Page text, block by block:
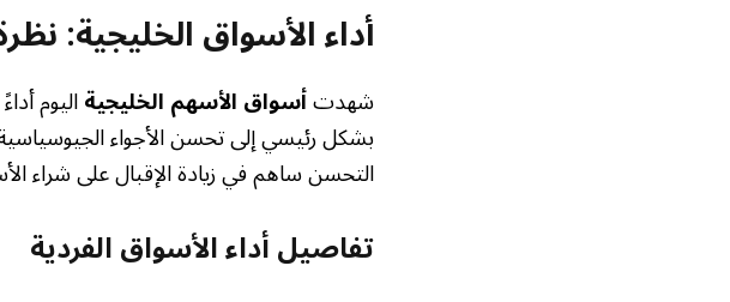
أداء الأسواق الخليجية:
شهدتأسواق الأسهم الخليجيةاليوم
بشكل رئيسي إلى تحسن الأجواء
التحسن ساهم في زيادة الإقبال على شراء
تفاصيل أداء الأسواق الفردية